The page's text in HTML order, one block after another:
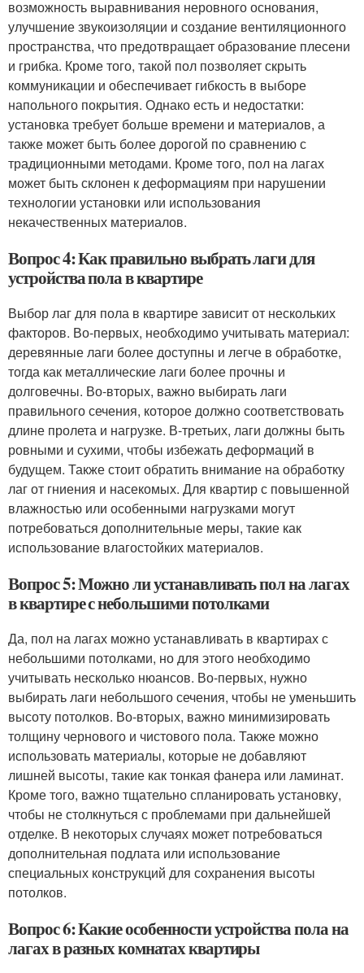
возможность выравнивания неровного основания,
улучшение звукоизоляции и создание вентиляционного
пространства, что предотвращает образование плесени
и грибка. Кроме того, такой пол позволяет скрыть
коммуникации и обеспечивает гибкость в выборе
напольного покрытия. Однако есть и недостатки:
установка требует больше времени и материалов, а
также может быть более дорогой по сравнению с
традиционными методами. Кроме того, пол на лагах
может быть склонен к деформациям при нарушении
технологии установки или использования
некачественных материалов.
Вопрос 4: Как правильно выбрать лаги для
устройства пола в квартире
Выбор лаг для пола в квартире зависит от нескольких
факторов. Во-первых, необходимо учитывать материал:
деревянные лаги более доступны и легче в обработке,
тогда как металлические лаги более прочны и
долговечны. Во-вторых, важно выбирать лаги
правильного сечения, которое должно соответствовать
длине пролета и нагрузке. В-третьих, лаги должны быть
ровными и сухими, чтобы избежать деформаций в
будущем. Также стоит обратить внимание на обработку
лаг от гниения и насекомых. Для квартир с повышенной
влажностью или особенными нагрузками могут
потребоваться дополнительные меры, такие как
использование влагостойких материалов.
Вопрос 5: Можно ли устанавливать пол на лагах
в квартире с небольшими потолками
Да, пол на лагах можно устанавливать в квартирах с
небольшими потолками, но для этого необходимо
учитывать несколько нюансов. Во-первых, нужно
выбирать лаги небольшого сечения, чтобы не уменьшить
высоту потолков. Во-вторых, важно минимизировать
толщину чернового и чистового пола. Также можно
использовать материалы, которые не добавляют
лишней высоты, такие как тонкая фанера или ламинат.
Кроме того, важно тщательно спланировать установку,
чтобы не столкнуться с проблемами при дальнейшей
отделке. В некоторых случаях может потребоваться
дополнительная подлата или использование
специальных конструкций для сохранения высоты
потолков.
Вопрос 6: Какие особенности устройства пола на
лагах в разных комнатах квартиры